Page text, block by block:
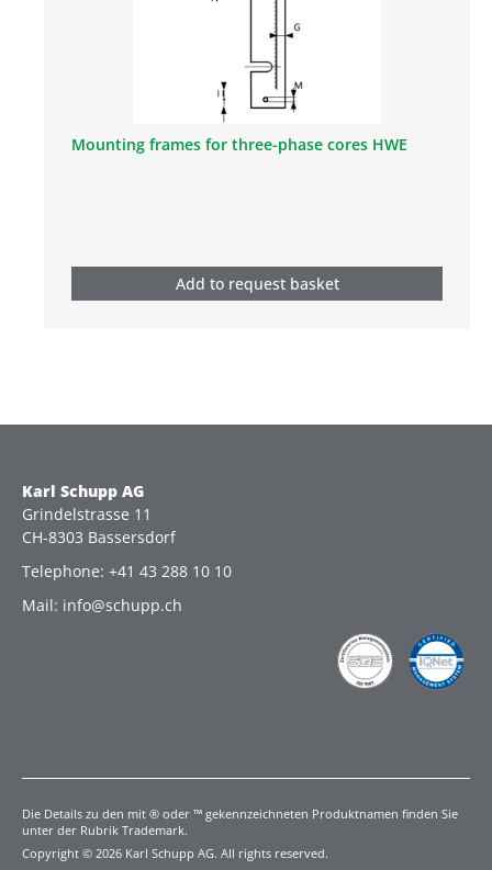
Mounting frames for three-phase cores HWE
Add to request basket
Karl Schupp AG
Grindelstrasse 11
CH-8303 Bassersdorf
Telephone: +41 43 288 10 10
Mail: info@schupp.ch
Die Details zu den mit ® oder ™ gekennzeichneten Produktnamen finden Sie
unter der Rubrik Trademark.
Copyright © 2026 Karl Schupp AG. All rights reserved.